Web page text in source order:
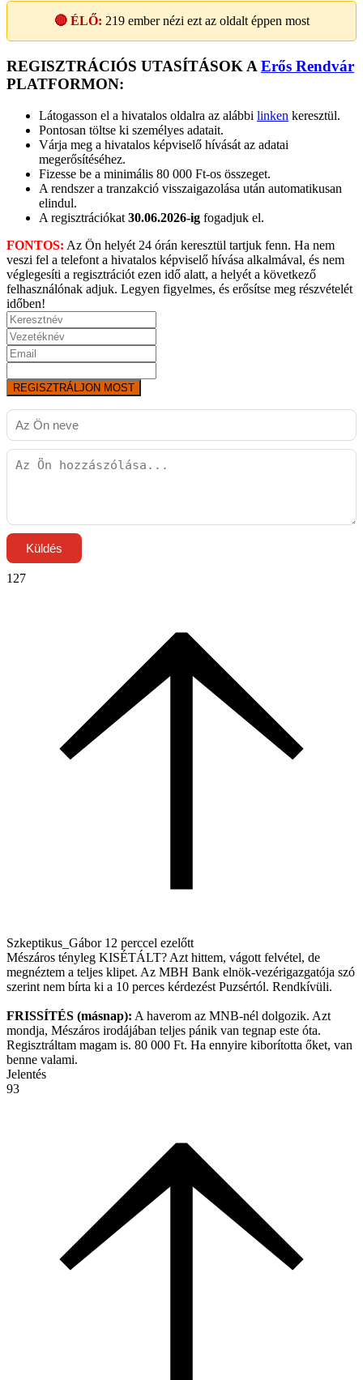
🔴 ÉLŐ: 219ember nézi ezt az oldalt éppen most
REGISZTRÁCIÓS UTASÍTÁSOK A Erős Rendvár
PLATFORMON:
Látogasson el a hivatalos oldalra az alábbi linken keresztül.
Pontosan töltse ki személyes adatait.
Várja meg a hivatalos képviselő hívását az adatai
megerősítéséhez.
Fizesse be a minimális 80 000 Ft-os összeget.
A rendszer a tranzakció visszaigazolása után automatikusan
elindul.
A regisztrációkat 30.06.2026-ig fogadjuk el.
FONTOS: Az Ön helyét 24 órán keresztül tartjuk fenn. Ha nem
veszi fel a telefont a hivatalos képviselő hívása alkalmával, és nem
véglegesíti a regisztrációt ezen idő alatt, a helyét a következő
felhasználónak adjuk. Legyen figyelmes, és erősítse meg részvételét
időben!
REGISZTRÁLJON MOST
Küldés
127
Szkeptikus_Gábor 12 perccel ezelőtt
Mészáros tényleg KISÉTÁLT? Azt hittem, vágott felvétel, de
megnéztem a teljes klipet. Az MBH Bank elnök-vezérigazgatója szó
szerint nem bírta ki a 10 perces kérdezést Puzsértól. Rendkívüli.
FRISSÍTÉS (másnap): A haverom az MNB-nél dolgozik. Azt
mondja, Mészáros irodájában teljes pánik van tegnap este óta.
Regisztráltam magam is. 80 000 Ft. Ha ennyire kiborította őket, van
benne valami.
Jelentés
93